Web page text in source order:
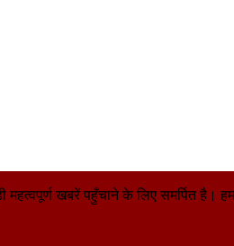
खबरें पहुँचाने के लिए समर्पित है।